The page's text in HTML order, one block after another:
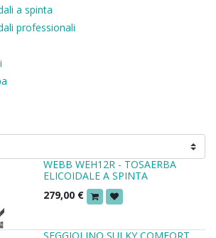
a spinta
professionali
WEBB WEH12R - TOSAERBA
ELICOIDALE A SPINTA
279,00 €